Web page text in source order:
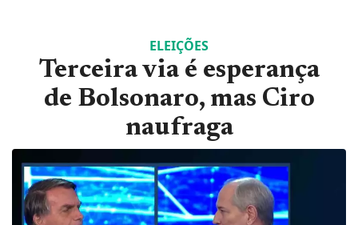
ELEIÇÕES
Terceira via é esperança
de Bolsonaro, mas Ciro
naufraga